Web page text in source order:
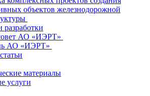
объектов железнодорожной
разработки
АО «ИЭРТ»
АО «ИЭРТ»
материалы
услуги